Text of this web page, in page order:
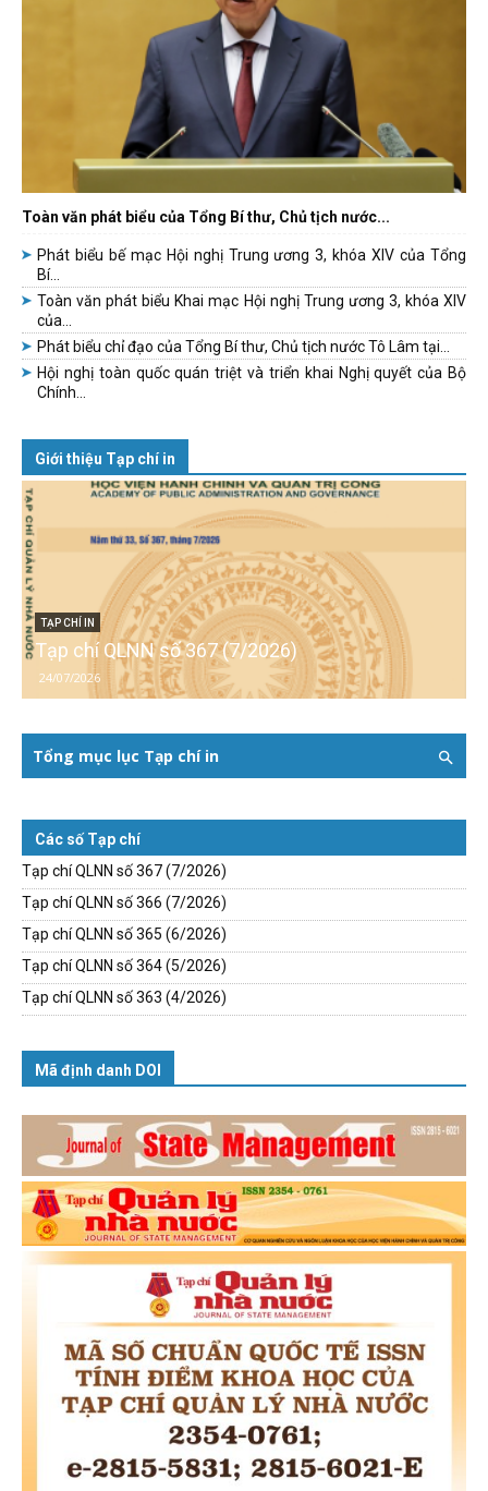
Toàn văn phát biểu của Tổng Bí thư, Chủ tịch nước...
Phát biểu bế mạc Hội nghị Trung ương 3, khóa XIV của Tổng
Bí...
Toàn văn phát biểu Khai mạc Hội nghị Trung ương 3, khóa XIV
của...
Phát biểu chỉ đạo của Tổng Bí thư, Chủ tịch nước Tô Lâm tại...
Hội nghị toàn quốc quán triệt và triển khai Nghị quyết của Bộ
Chính...
Giới thiệu Tạp chí in
TẠP CHÍ IN
Tạp chí QLNN số 367 (7/2026)
24/07/2026
Tổng mục lục Tạp chí in
Các số Tạp chí
Tạp chí QLNN số 367 (7/2026)
Tạp chí QLNN số 366 (7/2026)
Tạp chí QLNN số 365 (6/2026)
Tạp chí QLNN số 364 (5/2026)
Tạp chí QLNN số 363 (4/2026)
Mã định danh DOI